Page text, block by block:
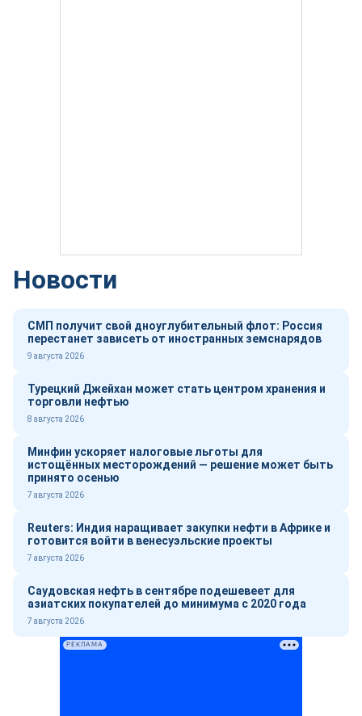
Новости
СМП получит свой дноуглубительный флот: Россия
перестанет зависеть от иностранных земснарядов
9 августа 2026
Турецкий Джейхан может стать центром хранения и
торговли нефтью
8 августа 2026
Минфин ускоряет налоговые льготы для
истощённых месторождений — решение может быть
принято осенью
7 августа 2026
Reuters: Индия наращивает закупки нефти в Африке и
готовится войти в венесуэльские проекты
7 августа 2026
Саудовская нефть в сентябре подешевеет для
азиатских покупателей до минимума с 2020 года
7 августа 2026
РЕКЛАМА